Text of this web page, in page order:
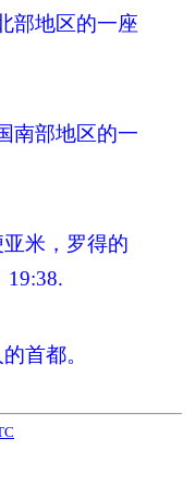
部地区的一座
南部地区的一
亚米，罗得的
19:38.
首都。